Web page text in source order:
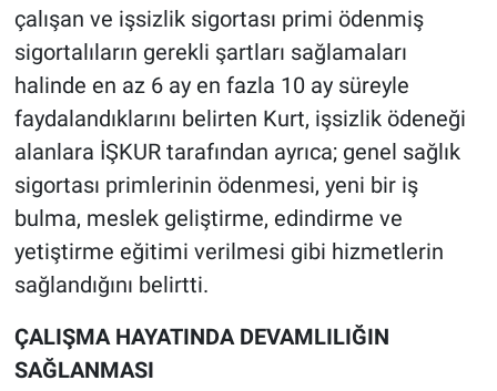
çalışan ve işsizlik sigortası primi ödenmiş
sigortalıların gerekli şartları sağlamaları
halinde en az 6 ay en fazla 10 ay süreyle
faydalandıklarını belirten Kurt, işsizlik ödeneği
alanlara İŞKUR tarafından ayrıca; genel sağlık
sigortası primlerinin ödenmesi, yeni bir iş
bulma, meslek geliştirme, edindirme ve
yetiştirme eğitimi verilmesi gibi hizmetlerin
sağlandığını belirtti.
ÇALIŞMA HAYATINDA DEVAMLILIĞIN
SAĞLANMASI